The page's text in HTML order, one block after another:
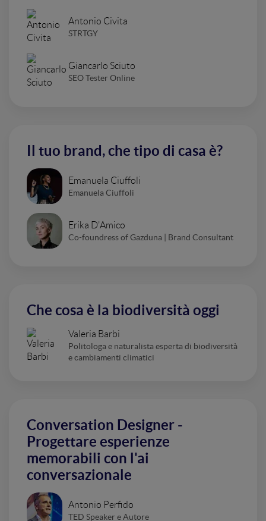
Antonio Civita
STRTGY
Giancarlo Sciuto
SEO Tester Online
Il tuo brand, che tipo di casa è?
Emanuela Ciuffoli
Emanuela Ciuffoli
Erika D'Amico
Co-foundress of Gazduna | Brand Consultant
Che cosa è la biodiversità oggi
Valeria Barbi
Politologa e naturalista esperta di biodiversità
e cambiamenti climatici
Conversation Designer -
Progettare esperienze
memorabili con l'ai
conversazionale
Antonio Perfido
TED Speaker e Autore